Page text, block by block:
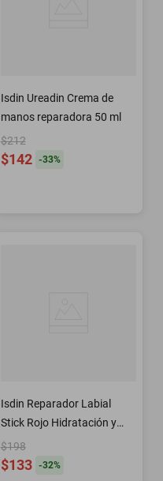
Isdin Ureadin Crema de
manos reparadora 50 ml
$212
$142 -33%
Isdin Reparador Labial
Stick Rojo Hidratación y
Color 4 g
$198
$133 -32%